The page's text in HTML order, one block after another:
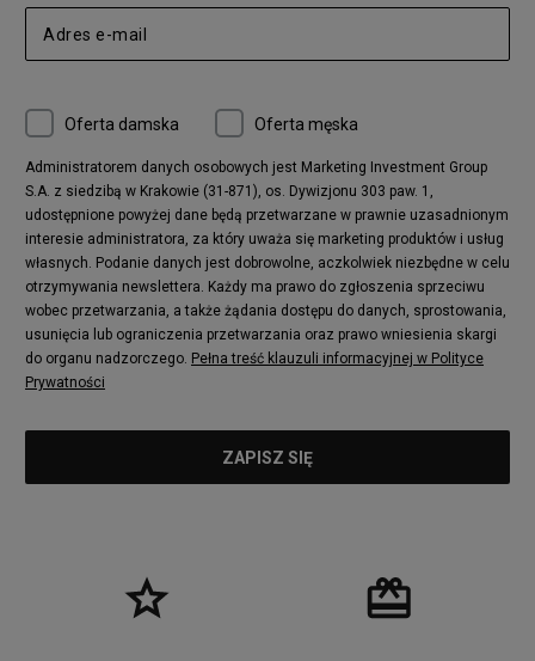
Oferta damska Oferta męska
Administratorem danych osobowych jest Marketing Investment Group
S.A. z siedzibą w Krakowie (31-871), os. Dywizjonu 303 paw. 1,
udostępnione powyżej dane będą przetwarzane w prawnie uzasadnionym
interesie administratora, za który uważa się marketing produktów i usług
własnych. Podanie danych jest dobrowolne, aczkolwiek niezbędne w celu
otrzymywania newslettera. Każdy ma prawo do zgłoszenia sprzeciwu
wobec przetwarzania, a także żądania dostępu do danych, sprostowania,
usunięcia lub ograniczenia przetwarzania oraz prawo wniesienia skargi
do organu nadzorczego. Pełna treść klauzuli informacyjnej w Polityce
Prywatności